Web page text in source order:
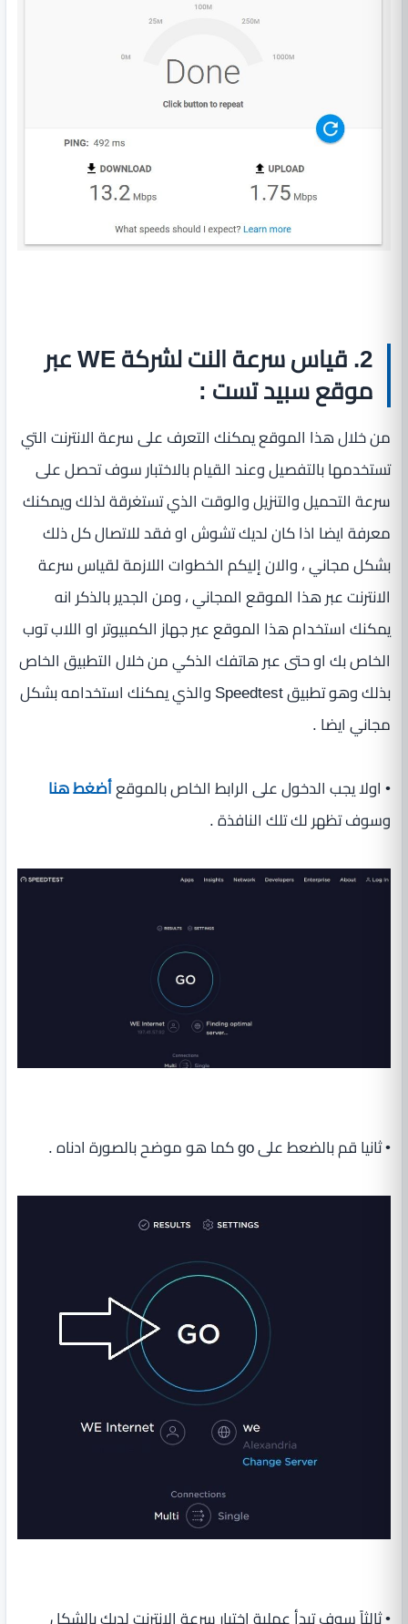
2. قياس سرعة النت لشركة WE عبر
موقع سبيد تست :
من خلال هذا الموقع يمكنك التعرف على سرعة الانترنت التي
تستخدمها بالتفصيل وعند القيام بالاختبار سوف تحصل على
سرعة التحميل والتنزيل والوقت الذي تستغرقة لذلك ويمكنك
معرفة ايضا اذا كان لديك تشوش او فقد للاتصال كل ذلك
بشكل مجاني ، والان إليكم الخطوات اللازمة لقياس سرعة
الانترنت عبر هذا الموقع المجاني ، ومن الجدير بالذكر انه
يمكنك استخدام هذا الموقع عبر جهاز الكمبيوتر او اللاب توب
الخاص بك او حتى عبر هاتفك الذكي من خلال التطبيق الخاص
بذلك وهو تطبيق Speedtest والذي يمكنك استخدامه بشكل
مجاني ايضا .
• اولا يجب الدخول على الرابط الخاص بالموقعأضغط هنا
وسوف تظهر لك تلك النافذة .
• ثانيا قم بالضعط على go كما هو موضح بالصورة ادناه .